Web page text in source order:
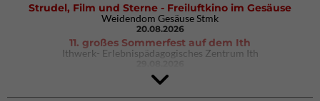
Strudel, Film und Sterne - Freiluftkino im Gesäuse
Weidendom Gesäuse Stmk
20.08.2026
11. großes Sommerfest auf dem Ith
Ithwerk- Erlebnispädagogisches Zentrum Ith
Rock Master Arco
Arco (IT)
02.10.2026bis 04.10.2026